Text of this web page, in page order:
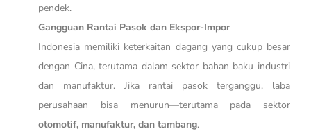
pendek.
Gangguan Rantai Pasok dan Ekspor-Impor
Indonesia memiliki keterkaitan dagang yang cukup besar
dengan Cina, terutama dalam sektor bahan baku industri
dan manufaktur. Jika rantai pasok terganggu, laba
perusahaan bisa menurun—terutama pada sektor
otomotif, manufaktur, dan tambang.